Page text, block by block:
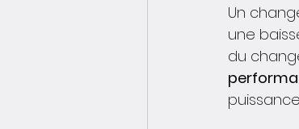
Un
une
du